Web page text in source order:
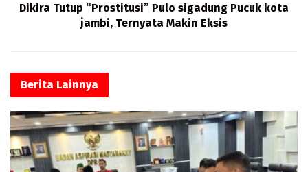
Dikira Tutup “Prostitusi” Pulo sigadung Pucuk kota
jambi, Ternyata Makin Eksis
Berita Lainnya